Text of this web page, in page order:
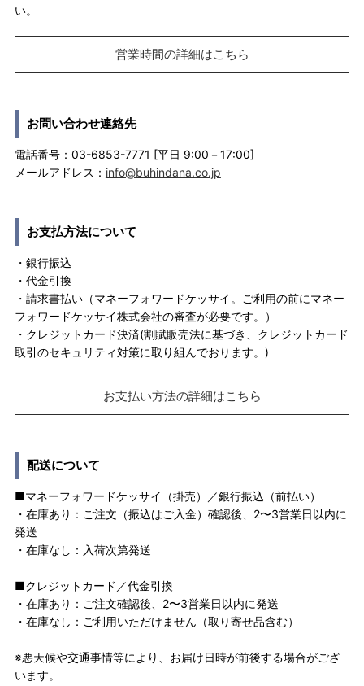
い。
営業時間の詳細はこちら
お問い合わせ連絡先
電話番号：03-6853-7771 [平日 9:00－17:00]
メールアドレス： info@buhindana.co.jp
お支払方法について
・銀行振込
・代金引換
・請求書払い（マネーフォワードケッサイ。ご利用の前にマネー
フォワードケッサイ株式会社の審査が必要です。）
・クレジットカード決済(割賦販売法に基づき、クレジットカード
取引のセキュリティ対策に取り組んでおります。)
お支払い方法の詳細はこちら
配送について
■マネーフォワードケッサイ（掛売）／銀行振込（前払い）
・在庫あり：ご注文（振込はご入金）確認後、2〜3営業日以内に
発送
・在庫なし：入荷次第発送
■クレジットカード／代金引換
・在庫あり：ご注文確認後、2〜3営業日以内に発送
・在庫なし：ご利用いただけません（取り寄せ品含む）
※悪天候や交通事情等により、お届け日時が前後する場合がござ
います。